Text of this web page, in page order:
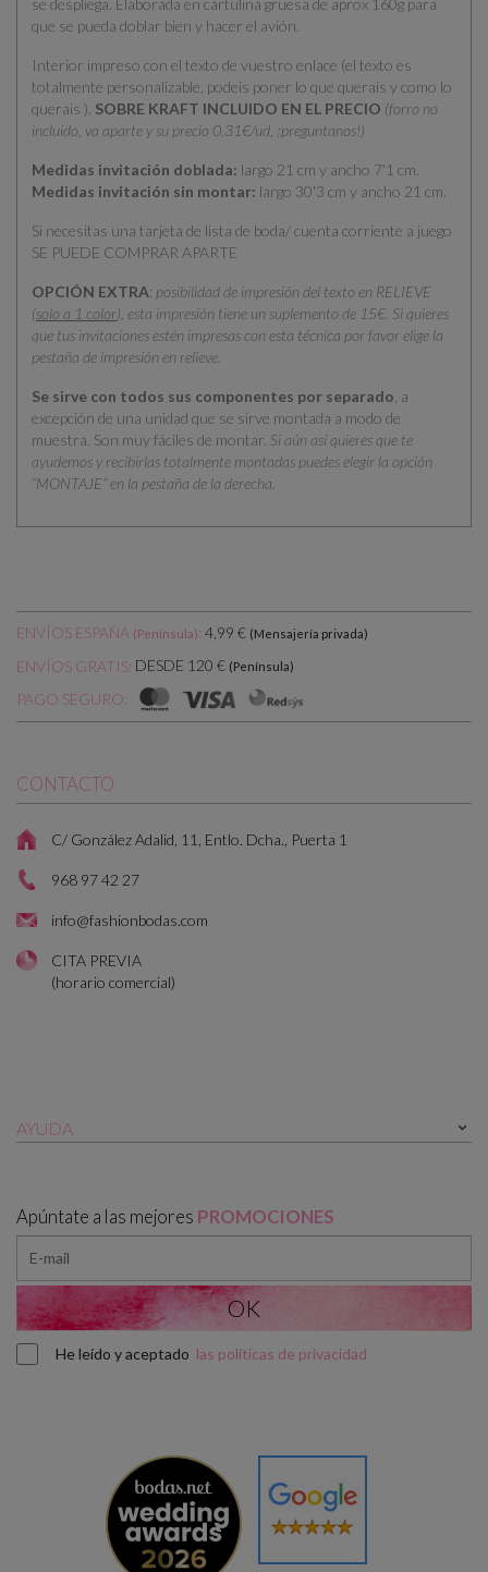
que se pueda doblar bien y hacer el avión.
Interior impreso con el texto de vuestro enlace (el texto es
totalmente personalizable, podeis poner lo que querais y como lo
querais ). SOBRE KRAFT INCLUIDO EN EL PRECIO (forro no
incluido, va aparte y su precio 0.31€/ud, ¡preguntanos!)
Medidas invitación doblada: largo 21 cm y ancho 7'1 cm.
Medidas invitación sin montar: largo 30'3 cm y ancho 21 cm.
Si necesitas una tarjeta de lista de boda/ cuenta corriente a juego
SE PUEDE COMPRAR APARTE
OPCIÓN EXTRA: posibilidad de impresión del texto en RELIEVE
(solo a 1 color), esta impresión tiene un suplemento de 15€. Si quieres
que tus invitaciones estén impresas con esta técnica por favor elige la
pestaña de impresión en relieve.
Se sirve con todos sus componentes por separado , a
excepción de una unidad que se sirve montada a modo de
muestra. Son muy fáciles de montar. Si aún así quieres que te
ayudemos y recibirlas totalmente montadas puedes elegir la opción
“MONTAJE” en la pestaña de la derecha.
ENVÍOS ESPAÑA (Península): 4,99 € (Mensajería privada)
ENVÍOS GRATIS: DESDE 120 € (Península)
PAGO SEGURO:
CONTACTO
C/ González Adalid, 11, Entlo. Dcha., Puerta 1
968 97 42 27
info@fashionbodas.com
CITA PREVIA
(horario comercial)
AYUDA 
Apúntate a las mejores PROMOCIONES
He leído y aceptado las políticas de privacidad